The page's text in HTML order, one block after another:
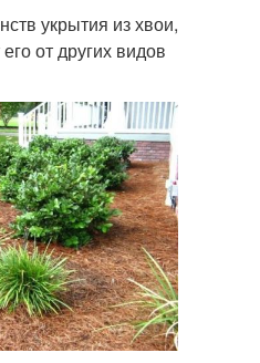
укрытия из хвои,
от других видов